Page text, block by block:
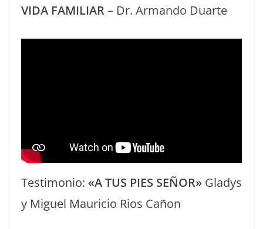
VIDA FAMILIAR– Dr. Armando Duarte
Testimonio: «A TUS PIES SEÑOR» Gladys
y Miguel Mauricio Rios Cañon